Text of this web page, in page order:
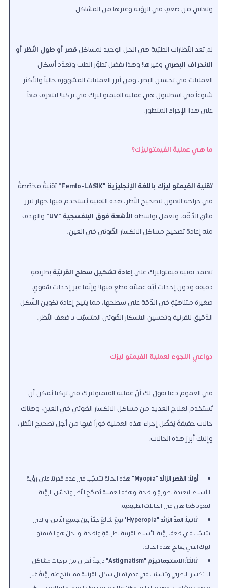
وتعاني من ضعفٍ في الرؤية وغيرها من المشاكل.
لم تعد النّظارات الطبّية هي الحل الوحيد لمشاكل قصر أو طول النّظر أو
الانحراف البصري وغيرها! وهذا بفضل تطوّر الطب وتعدّد أشكال
العمليات في تحسين البصر، ومن أبرز العمليات المشهورة حالياً والأكثر
شيوعاً في اسطنبول هي عملية الفيمتو ليزك في تركيا! لنتعرف معاً
على هذا الإجراء المتطور.
ما هي عملية الفيمتوليزك؟
تقنية الفيمتو ليزك باللغة الإنجليزية "Femto-LASIK"
تقنيةٌ مخصّصةٌ
في جراحة العيون لتصحيح النّظر، هذه التقنية يُستخدم فيها جهاز ليزر
فائق الدّقّة، ويعمل بواسطة الأشعة فوق البنفسجية "UV"
والهدف
منه إعادة تصحيح مشاكل الانكسار الضّوئي في العين.
تعتمد تقنية فيمتوليزك علىإعادة تشكيل سطح القرنيّة بطريقةٍ
دقيقة ودون إحداث أيّة عمليّة قطعٍ فيها! وإنّما عبر إحداث شقوقٍ
صغيرة متناهيّةٍ في الدّقة على سطحها، مما يتيح إعادة تكوين الشّكل
الدّقيق للقرنية وتحسين الانسكار الضّوئي المتسبّب بـ ضعف النّظر.
دواعي اللجوء لعملية الفيمتو ليزك
في العموم دعنا نقولُ لك أنّ عملية الفيمتوليزك في تركيا يُمكن أن
تُستخدم لعلاج العديد من مشاكل الانكسار الضوئي في العين، وهناك
حالات حقيقةً يُفضّل إجراء هذه العملية فوراً فيها من أجل تصحيح النّظر،
وإليك أبرز هذه الحالات:
أولاً: القصر الزائد "Myopia"
هذه الحالة تتسبّب في عدم قدرتنا على رؤية
الأشياء البعيدة بصورةٍ واضحة، وهذه العملية تُصحّح النّظر وتحسّن الرؤية
لتعود كما هي في الحالات الطبيعية!
ثانياً: المدّ الزائد "Hyperopia"
نوعٌ شائعٌ جدّاً بين جميع النّاس، والذي
يتسبّب في ضعف رؤية الأشياء القريبة بطريقةٍ واضحة، والحلّ هو الفيمتو
ليزك الذي يعالج هذه الحالة.
ثالثاً: الاستجماتيزم "Astigmatism"
درجةٌ أخرى من درجات مشاكل
الانكسار البصري وتتسبّب في عدم تماثل شكل القرنية مما ينتج عنه رؤيةٌ غير